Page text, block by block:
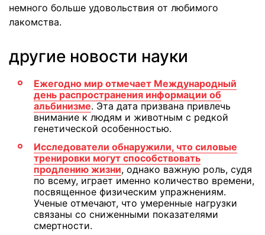
немного больше удовольствия от любимого
лакомства.
другие новости науки
Ежегодно мир отмечает Международный
день распространения информации об
альбинизме. Эта дата призвана привлечь
внимание к людям и животным с редкой
генетической особенностью.
Исследователи обнаружили, что силовые
тренировки могут способствовать
продлению жизни, однако важную роль, судя
по всему, играет именно количество времени,
посвященное физическим упражнениям.
Ученые отмечают, что умеренные нагрузки
связаны со сниженными показателями
смертности.